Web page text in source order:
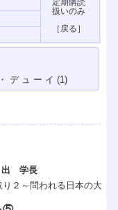
デ ュ ー イ (1)
出 学長
２～問われる日本の大